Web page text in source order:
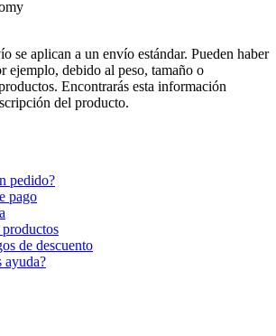
se aplican a un envío estándar. Pueden haber
ejemplo, debido al peso, tamaño o
Encontrarás esta información
del producto.
pedido?
pago
de descuento
ayuda?